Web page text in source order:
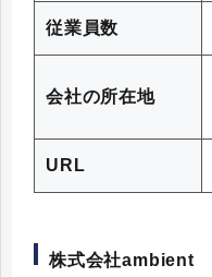
従業員数
会社の所在地
URL
株式会社ambient